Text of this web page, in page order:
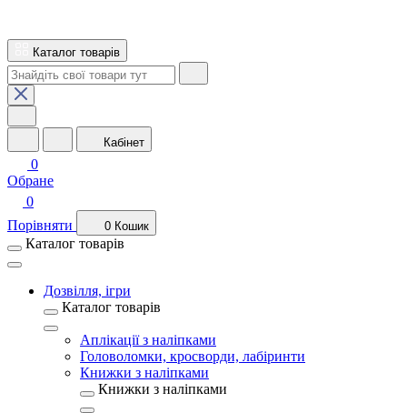
Каталог товарів
Кабінет
0
Обране
0
Порівняти
0 Кошик
Каталог товарів
Дозвілля, ігри
Каталог товарів
Аплікації з наліпками
Головоломки, кросворди, лабіринти
Книжки з наліпками
Книжки з наліпками